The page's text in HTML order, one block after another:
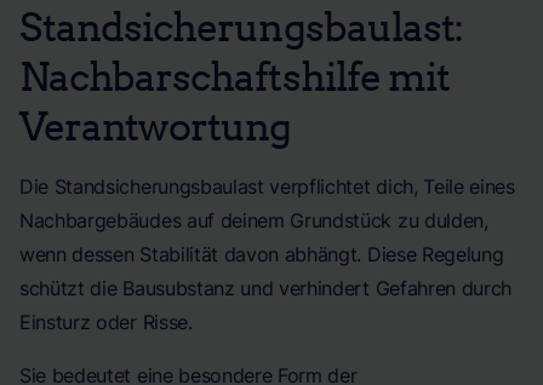
Standsicherungsbaulast:
Nachbarschaftshilfe mit
Verantwortung
Die Standsicherungsbaulast verpflichtet dich, Teile eines
Nachbargebäudes auf deinem Grundstück zu dulden,
wenn dessen Stabilität davon abhängt. Diese Regelung
schützt die Bausubstanz und verhindert Gefahren durch
Einsturz oder Risse.
Sie bedeutet eine besondere Form der